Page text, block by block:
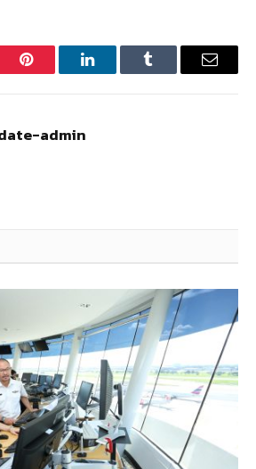
Pinterest LinkedInTumblr Email
admin